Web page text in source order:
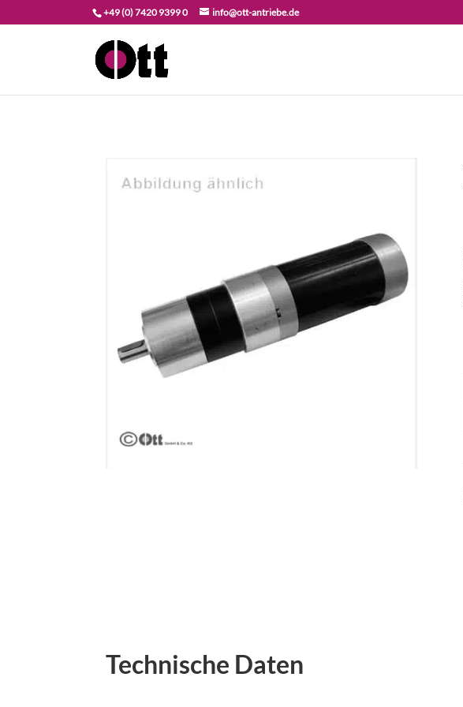
+49 (0) 7420 9399 0 info@ott-antriebe.de
Technische Daten